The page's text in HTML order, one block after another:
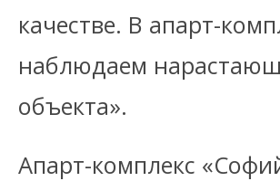
качестве. В апарт-
наблюдаем
объекта».
Апарт-комплекс